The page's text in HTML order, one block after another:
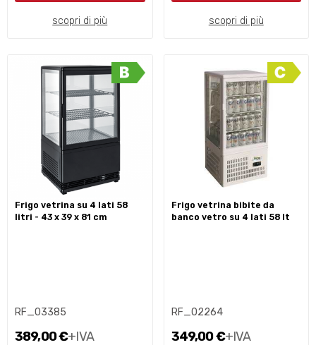
scopri di più scopri di più
frigo vetrina su 4 lati 58
litri - 43 x 39 x 81 cm
RF_03385
389,00 €+IVA
frigo vetrina bibite da
banco vetro su 4 lati 58 lt
RF_02264
349,00 €+IVA